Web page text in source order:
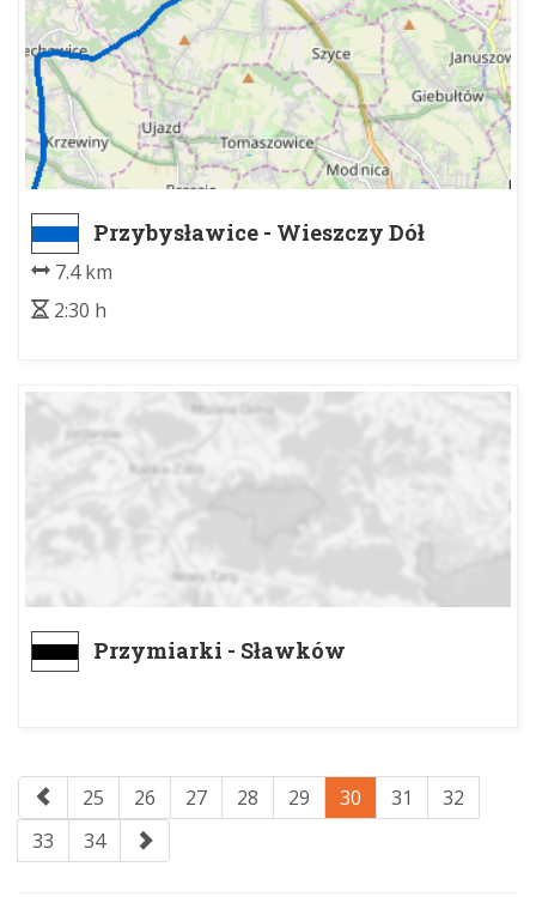
Przybysławice - Wieszczy Dół
7.4 km
2:30 h
Przymiarki - Sławków
25 26 27 28 29 30 31
32
33
34